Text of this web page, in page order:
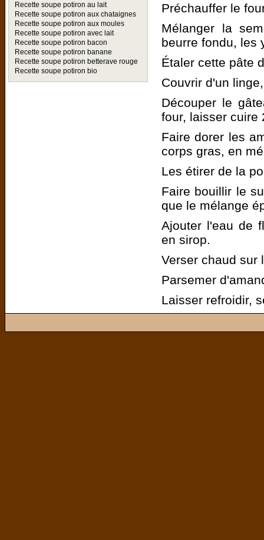
Recette soupe potiron au lait
Recette soupe potiron aux chataignes
Recette soupe potiron aux moules
Recette soupe potiron avec lait
Recette soupe potiron bacon
Recette soupe potiron banane
Recette soupe potiron betterave rouge
Recette soupe potiron bio
Préchauffer le
Mélanger la
beurre fondu, les
Étaler cette pâte
Couvrir d'un
Découper le
four, laisser cuire
Faire dorer les
corps gras, en
Les étirer de la
Faire bouillir le
que le mélange
Ajouter l'eau de
en sirop.
Verser chaud sur
Parsemer
Laisser refroidir,